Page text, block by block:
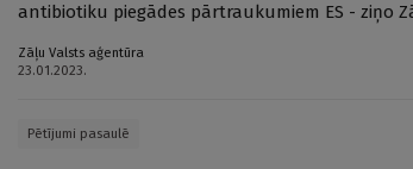
antibiotiku piegādes pārtraukumiem ES - ziņo
Zāļu Valsts aģentūra
23.01.2023.
Pētījumi pasaulē